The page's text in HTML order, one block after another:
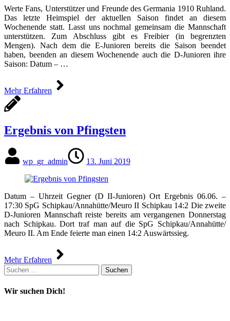
Werte Fans, Unterstützer und Freunde des Germania 1910 Ruhland.
Das letzte Heimspiel der aktuellen Saison findet an diesem
Wochenende statt. Lasst uns nochmal gemeinsam die Mannschaft
unterstützen. Zum Abschluss gibt es Freibier (in begrenzten
Mengen). Nach dem die E-Junioren bereits die Saison beendet
haben, beenden an diesem Wochenende auch die D-Junioren ihre
Saison: Datum – …
Mehr Erfahren
Ergebnis von Pfingsten
wp_gr_admin 13. Juni 2019
Datum – Uhrzeit Gegner (D II-Junioren) Ort Ergebnis 06.06. –
17:30 SpG Schipkau/​Annahütte/​Meuro II Schipkau 14:2 Die zweite
D-Junioren Mannschaft reiste bereits am vergangenen Donnerstag
nach Schipkau. Dort traf man auf die SpG Schipkau/​Annahütte/​
Meuro II. Am Ende feierte man einen 14:2 Auswärtssieg.
Mehr Erfahren
Suchen
nach:
Wir suchen Dich!